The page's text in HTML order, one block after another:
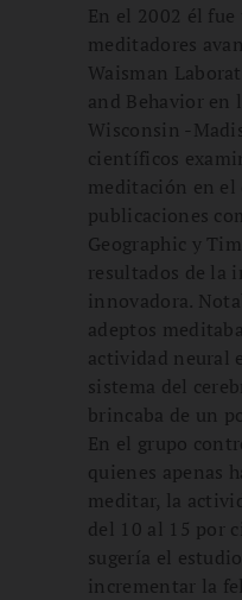
En el 2002 él
meditadores
Waisman
and Behavior en
Wisconsin -
científicos
meditación en el
publicaciones
Geographic y
resultados de la
innovadora.
adeptos
actividad neural
sistema del
brincaba de un
En el grupo
quienes apenas
meditar, la
del 10 al 15 por
sugería el
incrementar la